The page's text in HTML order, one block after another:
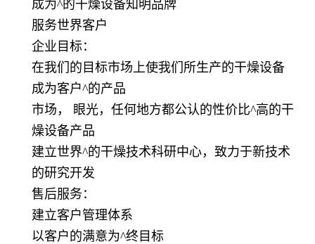
成为^的干燥设备知明品牌
服务世界客户
企业目标：
在我们的目标市场上使我们所生产的干燥设备
成为客户^的产品
市场， 眼光，任何地方都公认的性价比^高的干
燥设备产品
建立世界^的干燥技术科研中心，致力于新技术
的研究开发
售后服务：
建立客户管理体系
以客户的满意为^终目标